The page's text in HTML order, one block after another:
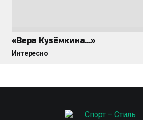
«Вера Кузёмкина…»
Интересно